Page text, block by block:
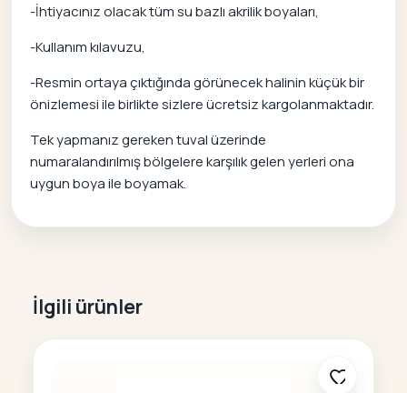
-İhtiyacınız olacak tüm su bazlı akrilik boyaları,
-Kullanım kılavuzu,
-Resmin ortaya çıktığında görünecek halinin küçük bir
önizlemesi ile birlikte sizlere ücretsiz kargolanmaktadır.
Tek yapmanız gereken tuval üzerinde
numaralandırılmış bölgelere karşılık gelen yerleri ona
uygun boya ile boyamak.
İlgili ürünler